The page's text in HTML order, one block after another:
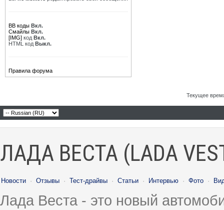
BB коды Вкл.
Смайлы Вкл.
[IMG] код Вкл.
HTML код Выкл.
Правила форума
Текущее
ЛАДА ВЕСТА (LADA
Новости · Отзывы · Тест-драйвы · Статьи · Интервью · Фото ·
Лада Веста - это новый